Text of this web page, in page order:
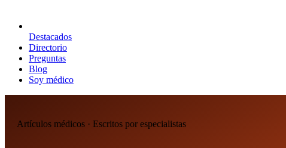
Destacados
Directorio
Preguntas
Blog
Soy médico
Artículos médicos · Escritos por especialistas